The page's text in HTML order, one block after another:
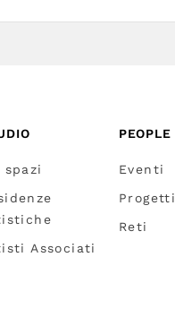
spazi
Associati
PEOPLE
Eventi
Progetti
Reti